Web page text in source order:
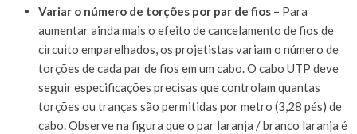
Variar o número de torções por par de fios – Para
aumentar ainda mais o efeito de cancelamento de fios de
circuito emparelhados, os projetistas variam o número de
torções de cada par de fios em um cabo. O cabo UTP deve
seguir especificações precisas que controlam quantas
torções ou tranças são permitidas por metro (3,28 pés) de
cabo. Observe na figura que o par laranja / branco laranja é